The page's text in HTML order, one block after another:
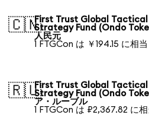
🇨🇳First Trust Global
Strategy Fund (Ondo
人民元
1 FTGCon は ￥194.15 に相当
🇷🇺First Trust Global
Strategy Fund (Ondo
ア・ルーブル
1 FTGCon は ₽2,367.82 に相